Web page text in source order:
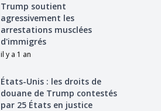
Trump soutient
agressivement les
arrestations musclées
d'immigrés
il y a 1 an
États-Unis : les droits de
douane de Trump contestés
par 25 États en justice